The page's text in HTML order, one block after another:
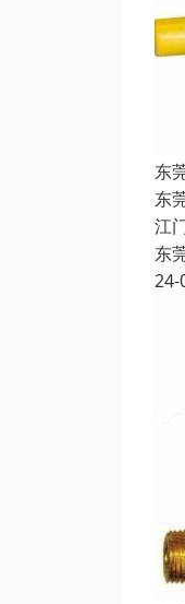
东
东
江
东
24-